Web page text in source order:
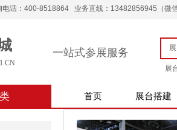
电话：400-8518864 业务直线：13482856945（微
一站式参展服务
展
首页 展台搭建